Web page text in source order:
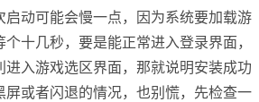
启动可能会慢一点，因为系统要加载游
十几秒，要是能正常进入登录界面，
进入游戏选区界面，那就说明安装成功
屏或者闪退的情况，也别慌，先检查一